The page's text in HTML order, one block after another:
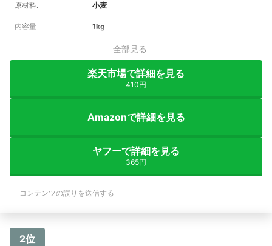
原材料. 小麦
内容量 1kg
全部見る
楽天市場で詳細を見る
410円
Amazonで詳細を見る
ヤフーで詳細を見る
365円
コンテンツの誤りを送信する
2位